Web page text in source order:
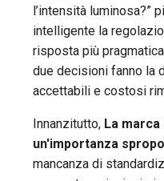
l’intensità luminosa?”
intelligente la
risposta più
due decisioni fanno la
accettabili e costosi
Innanzitutto, La
un'importanza
mancanza di